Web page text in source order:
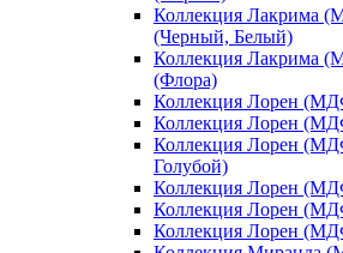
Коллекция Лакрима
(Черный, Белый)
Коллекция Лакрима
(Флора)
Коллекция Лорен
Коллекция Лорен
Коллекция Лорен
Голубой)
Коллекция Лорен
Коллекция Лорен
Коллекция Лорен